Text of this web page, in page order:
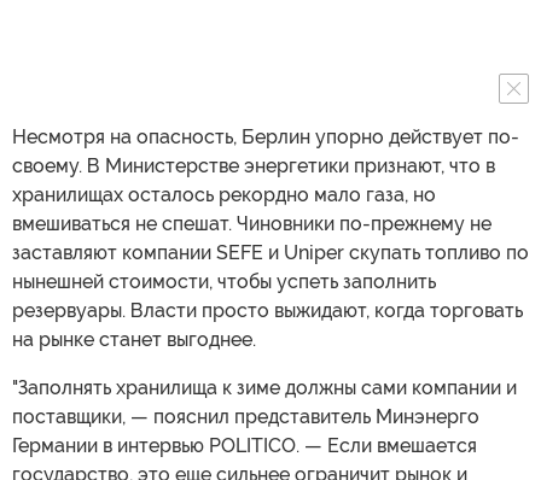
Несмотря на опасность, Берлин упорно действует по-
своему. В Министерстве энергетики признают, что в
хранилищах осталось рекордно мало газа, но
вмешиваться не спешат. Чиновники по-прежнему не
заставляют компании SEFE и Uniper скупать топливо по
нынешней стоимости, чтобы успеть заполнить
резервуары. Власти просто выжидают, когда торговать
на рынке станет выгоднее.
"Заполнять хранилища к зиме должны сами компании и
поставщики, — пояснил представитель Минэнерго
Германии в интервью POLITICO. — Если вмешается
государство, это еще сильнее ограничит рынок и